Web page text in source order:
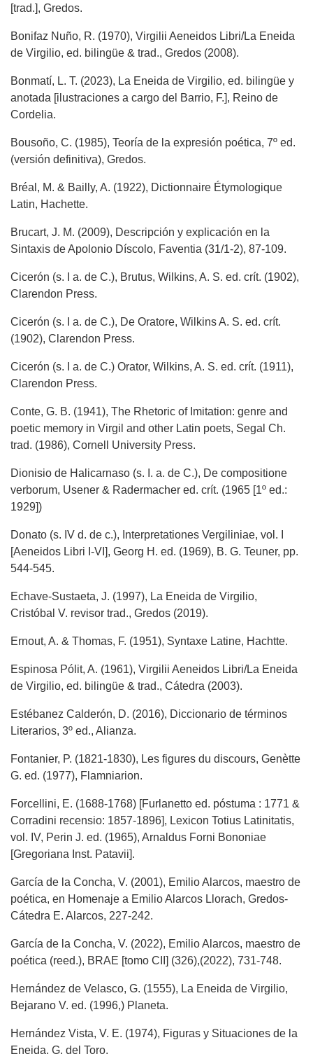
[trad.], Gredos.
Bonifaz Nuño, R. (1970), Virgilii Aeneidos Libri/La Eneida
de Virgilio, ed. bilingüe & trad., Gredos (2008).
Bonmatí, L. T. (2023), La Eneida de Virgilio, ed. bilingüe y
anotada [ilustraciones a cargo del Barrio, F.], Reino de
Cordelia.
Bousoño, C. (1985), Teoría de la expresión poética, 7º ed.
(versión definitiva), Gredos.
Bréal, M. & Bailly, A. (1922), Dictionnaire Étymologique
Latin, Hachette.
Brucart, J. M. (2009), Descripción y explicación en la
Sintaxis de Apolonio Díscolo, Faventia (31/1-2), 87-109.
Cicerón (s. I a. de C.), Brutus, Wilkins, A. S. ed. crít. (1902),
Clarendon Press.
Cicerón (s. I a. de C.), De Oratore, Wilkins A. S. ed. crít.
(1902), Clarendon Press.
Cicerón (s. I a. de C.) Orator, Wilkins, A. S. ed. crít. (1911),
Clarendon Press.
Conte, G. B. (1941), The Rhetoric of Imitation: genre and
poetic memory in Virgil and other Latin poets, Segal Ch.
trad. (1986), Cornell University Press.
Dionisio de Halicarnaso (s. I. a. de C.), De compositione
verborum, Usener & Radermacher ed. crít. (1965 [1º ed.:
1929])
Donato (s. IV d. de c.), Interpretationes Vergiliniae, vol. I
[Aeneidos Libri I-VI], Georg H. ed. (1969), B. G. Teuner, pp.
544-545.
Echave-Sustaeta, J. (1997), La Eneida de Virgilio,
Cristóbal V. revisor trad., Gredos (2019).
Ernout, A. & Thomas, F. (1951), Syntaxe Latine, Hachtte.
Espinosa Pólit, A. (1961), Virgilii Aeneidos Libri/La Eneida
de Virgilio, ed. bilingüe & trad., Cátedra (2003).
Estébanez Calderón, D. (2016), Diccionario de términos
Literarios, 3º ed., Alianza.
Fontanier, P. (1821-1830), Les figures du discours, Genètte
G. ed. (1977), Flamniarion.
Forcellini, E. (1688-1768) [Furlanetto ed. póstuma : 1771 &
Corradini recensio: 1857-1896], Lexicon Totius Latinitatis,
vol. IV, Perin J. ed. (1965), Arnaldus Forni Bononiae
[Gregoriana Inst. Patavii].
García de la Concha, V. (2001), Emilio Alarcos, maestro de
poética, en Homenaje a Emilio Alarcos Llorach, Gredos-
Cátedra E. Alarcos, 227-242.
García de la Concha, V. (2022), Emilio Alarcos, maestro de
poética (reed.), BRAE [tomo CII] (326),(2022), 731-748.
Hernández de Velasco, G. (1555), La Eneida de Virgilio,
Bejarano V. ed. (1996,) Planeta.
Hernández Vista, V. E. (1974), Figuras y Situaciones de la
Eneida, G. del Toro.